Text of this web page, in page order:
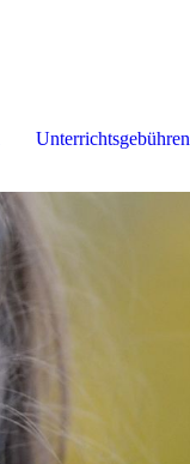
Unterrichtsgebühren